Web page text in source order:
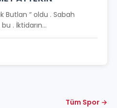
Butlan “ oldu . Sabah
. İktidarın...
Tüm Spor →